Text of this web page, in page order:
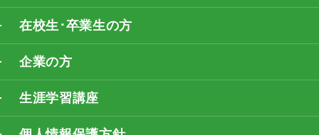
在校生･卒業生の方
企業の方
生涯学習講座